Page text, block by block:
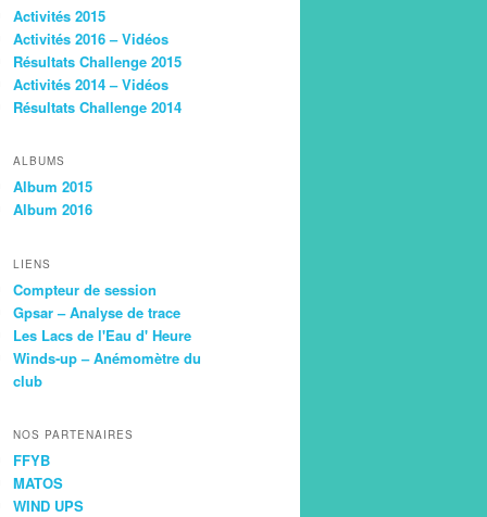
Activités 2015
Activités 2016 – Vidéos
Résultats Challenge 2015
Activités 2014 – Vidéos
Résultats Challenge 2014
ALBUMS
Album 2015
Album 2016
LIENS
Compteur de session
Gpsar – Analyse de trace
Les Lacs de l'Eau d' Heure
Winds-up – Anémomètre du
club
NOS PARTENAIRES
FFYB
MATOS
WIND UPS